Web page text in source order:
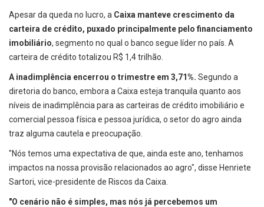
Apesar da queda no lucro, a Caixa manteve crescimento da
carteira de crédito, puxado principalmente pelo financiamento
imobiliário, segmento no qual o banco segue líder no país. A
carteira de crédito totalizou R$ 1,4 trilhão.
A inadimplência encerrou o trimestre em 3,71%. Segundo a
diretoria do banco, embora a Caixa esteja tranquila quanto aos
níveis de inadimplência para as carteiras de crédito imobiliário e
comercial pessoa física e pessoa jurídica, o setor do agro ainda
traz alguma cautela e preocupação.
"Nós temos uma expectativa de que, ainda este ano, tenhamos
impactos na nossa ‌provisão relacionados ao agro", ‌disse Henriete
Sartori, vice-presidente de Riscos da Caixa.
"O cenário não é simples, mas nós já percebemos um